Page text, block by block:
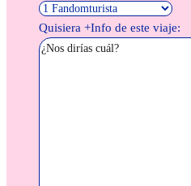
Quisiera +Info de este viaje: